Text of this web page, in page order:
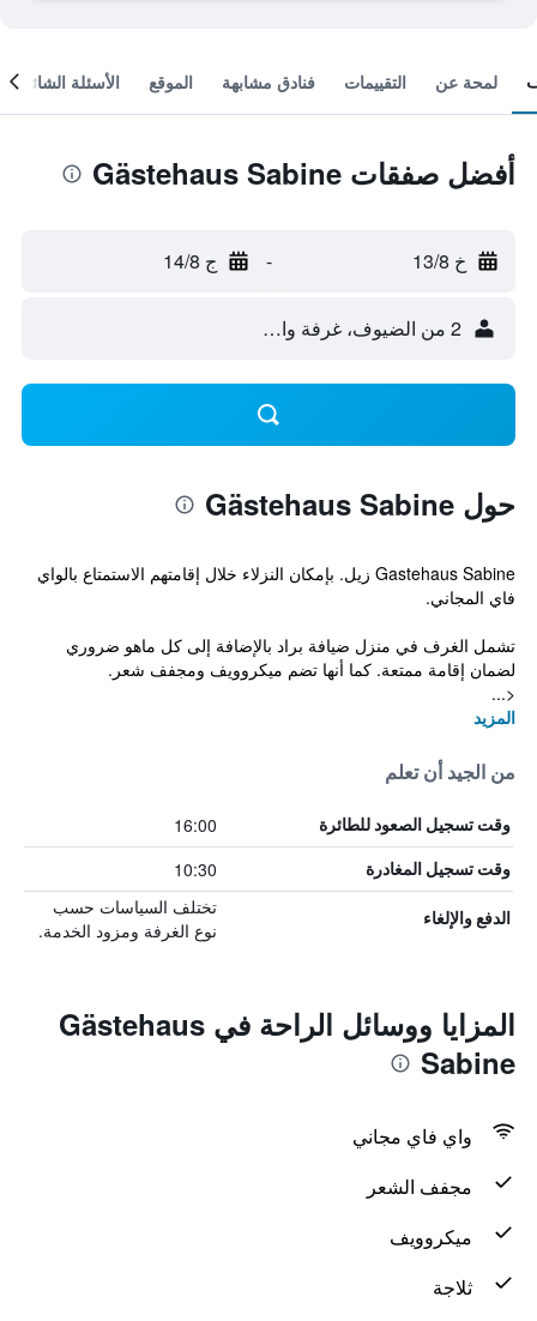
لمحة عن التقييمات فنادق مشابهة الموقع الأسئلة الشائعة
أفضل صفقات Gästehaus Sabine
خ 13/8 - ج 14/8
2 من الضيوف، غرفة واحدة
حول Gästehaus Sabine
Gastehaus Sabine زيل. بإمكان النزلاء خلال إقامتهم الاستمتاع بالواي
فاي المجاني.
تشمل الغرف في منزل ضيافة براد بالإضافة إلى كل ماهو ضروري
لضمان إقامة ممتعة. كما أنها تضم ميكروويف ومجفف شعر.
<...
المزيد
من الجيد أن تعلم
وقت تسجيل الصعود للطائرة 16:00
وقت تسجيل المغادرة 10:30
الدفع والإلغاء
تختلف السياسات حسب
نوع الغرفة ومزود الخدمة.
المزايا ووسائل الراحة في Gästehaus
Sabine
واي فاي مجاني
مجفف الشعر
ميكروويف
ثلاجة